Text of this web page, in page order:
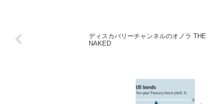
ディスカバリーチャンネルのオノラ THE
NAKED